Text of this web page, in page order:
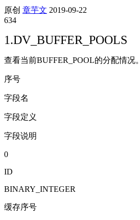
原创 章芋文 2019-09-22
634
1.DV_BUFFER_POOLS
查看当前BUFFER_POOL的分配情况。
序号
字段名
字段定义
字段说明
0
ID
BINARY_INTEGER
缓存序号